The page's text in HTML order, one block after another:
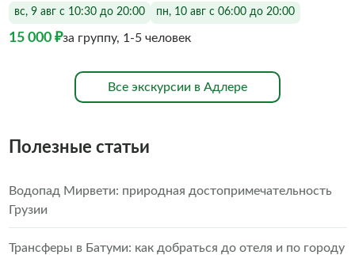
вс, 9 авг с 10:30 до 20:00 пн, 10 авг с 06:00 до 20:00
15 000 ₽за группу, 1-5 человек
Все экскурсии в Адлере
Полезные статьи
Водопад Мирвети: природная достопримечательность
Грузии
Трансферы в Батуми: как добраться до отеля и по городу